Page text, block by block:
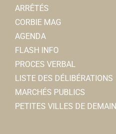
ARRÊTÉS
CORBIE MAG
AGENDA
FLASH INFO
PROCES VERBAL
LISTE DES DÉLIBÉRATIONS
MARCHÉS PUBLICS
PETITES VILLES DE DEMAIN